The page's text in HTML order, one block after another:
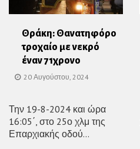
Θράκη: Θανατηφόρο
τροχαίο με νεκρό
έναν 71χρονο
20 Αυγούστου, 2024
Την 19-8-2024 και ώρα
16:05΄, στο 25ο χλμ της
Επαρχιακής οδού...